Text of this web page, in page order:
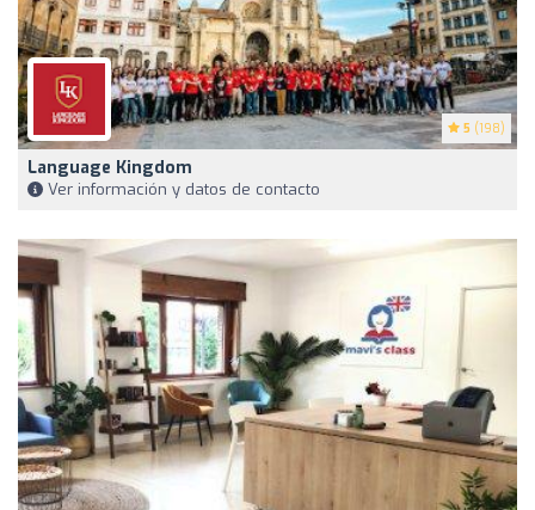
5 (198)
Language Kingdom
Ver información y datos de contacto